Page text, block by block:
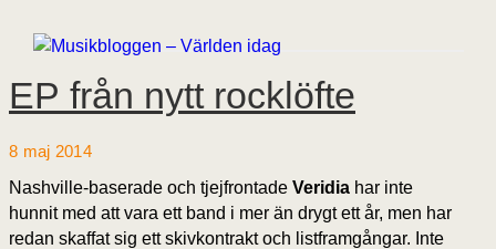
EP från nytt rocklöfte
8 maj 2014
Nashville-baserade och tjejfrontade Veridia har inte
hunnit med att vara ett band i mer än drygt ett år, men har
redan skaffat sig ett skivkontrakt och listframgångar. Inte